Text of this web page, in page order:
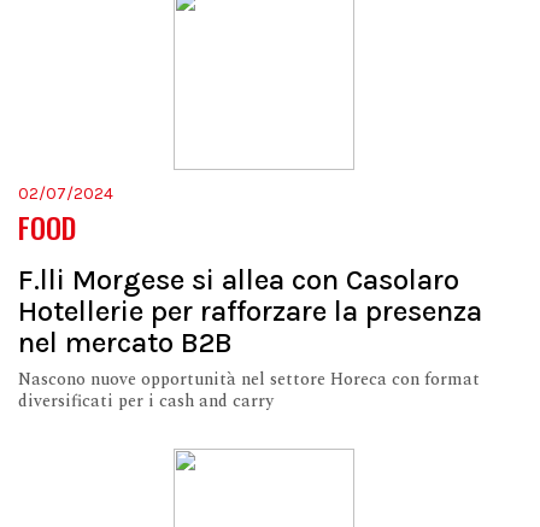
02/07/2024
FOOD
F.lli Morgese si allea con Casolaro
Hotellerie per rafforzare la presenza
nel mercato B2B
Nascono nuove opportunità nel settore Horeca con format
diversificati per i cash and carry